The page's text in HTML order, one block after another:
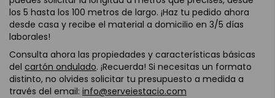
los 5 hasta los 100 metros de largo. ¡Haz tu pedido ahora
desde casa y recibe el material a domicilio en 3/5 días
laborales!
Consulta ahora las propiedades y características básicas
del cartón ondulado. ¡Recuerda! Si necesitas un formato
distinto, no olvides solicitar tu presupuesto a medida a
través del email: info@serveiestacio.com